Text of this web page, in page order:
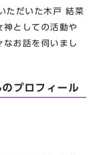
ただいた木戸 結菜
としての活動や
なお話を伺いまし
プロフィール